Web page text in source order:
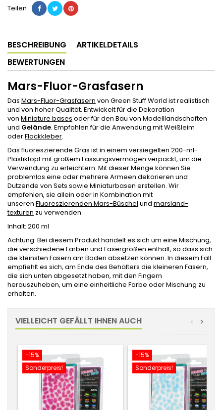
Teilen
BESCHREIBUNG
ARTIKELDETAILS
BEWERTUNGEN
Mars-Fluor-Grasfasern
Das Mars-Fluor-Grasfasern von Green Stuff World ist realistisch
und von hoher Qualität. Entwickelt für die Dekoration
von Miniature bases oder für den Bau von Modelllandschaften
und Gelände. Empfohlen für die Anwendung mit Weißleim
oderFlockkleber.
Das fluoreszierende Gras ist in einem versiegelten 200-ml-
Plastiktopf mit großem Fassungsvermögen verpackt, um die
Verwendung zu erleichtern. Mit dieser Menge können Sie
problemlos eine oder mehrere Armeen dekorieren und
Dutzende von Sets sowie Miniaturbasen erstellen. Wir
empfehlen, sie allein oder in Kombination mit
unseren Fluoreszierenden Mars-Büschel und marsland-
texturen zu verwenden.
Inhalt: 200 ml
Achtung: Bei diesem Produkt handelt es sich um eine Mischung,
die verschiedene Farben und Fasergrößen enthält, so dass sich
die kleinsten Fasern am Boden absetzen können. In diesem Fall
empfiehlt es sich, am Ende des Behälters die kleineren Fasern,
die sich unten abgesetzt haben, mit den Fingern
herauszuheben, um eine einheitliche Farbe oder Mischung zu
erhalten.
VIELLEICHT GEFÄLLT IHNEN AUCH >
<
-15%
Sonderpreis!
-15%
Sonderpreis!